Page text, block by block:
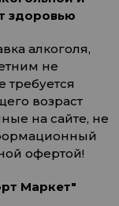
здоровью
алкоголя,
не
требуется
возраст
на сайте, не
офертой!
Маркет"